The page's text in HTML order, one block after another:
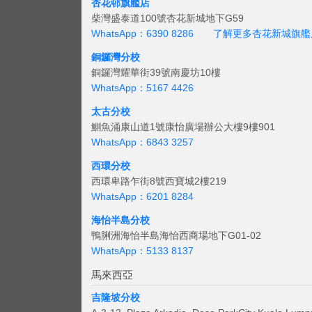
杏花邨旗艦店
柴灣盛泰道100號杏花新城地下G59
WhatsApp：6390 8286
了解更多杏花新城旗
銅鑼灣分校
銅鑼灣耀華街39號南慶坊10樓
WhatsApp：5167 4426
太古分校
鰂魚涌康山道1號康怡廣場辦公大樓9樓901
WhatsApp：6843 3257
西環分校
西環卑路乍街8號西寶城2樓219
WhatsApp：6201 8284
海怡半島分校
鴨脷洲海怡半島海怡西商場地下G01-02
WhatsApp：5133 8137
馬來西亞
吉隆坡分校